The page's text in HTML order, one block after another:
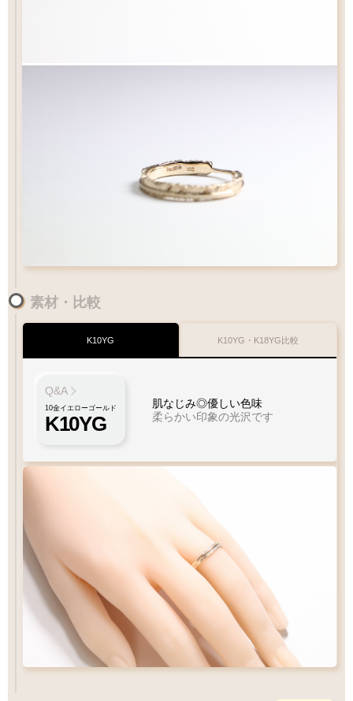
素材・比較
K10YG
Q&A
10金イエローゴールド
K10YG
肌なじみ◎優しい色味
柔らかい印象の光沢です
K10YG・K18YG比較